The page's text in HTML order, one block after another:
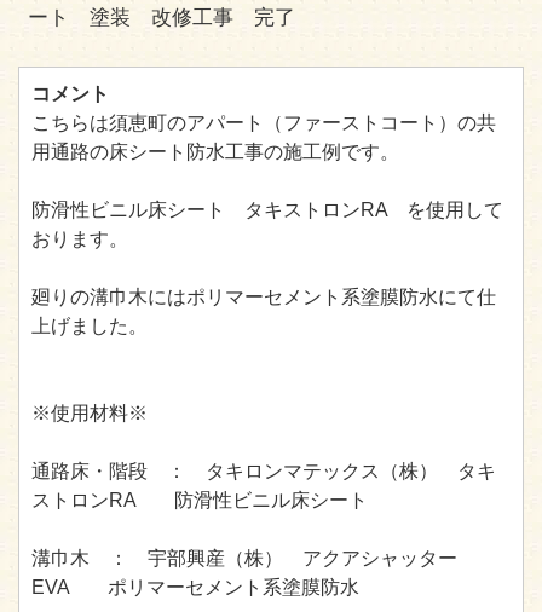
ート 塗装 改修工事 完了
コメント
こちらは須恵町のアパート（ファーストコート）の共
用通路の床シート防水工事の施工例です。
防滑性ビニル床シート タキストロンRA を使用して
おります。
廻りの溝巾木にはポリマーセメント系塗膜防水にて仕
上げました。
※使用材料※
通路床・階段 ： タキロンマテックス（株） タキ
ストロンRA 防滑性ビニル床シート
溝巾木 ： 宇部興産（株） アクアシャッター
EVA ポリマーセメント系塗膜防水